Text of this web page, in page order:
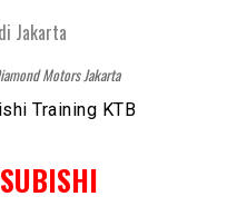
Motors Jakarta